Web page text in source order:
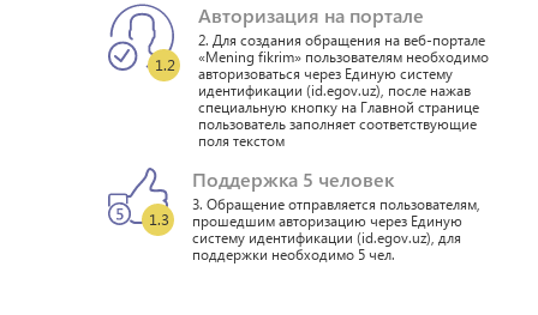
1.2
Авторизация на портале
2. Для создания обращения на веб-портале
«Mening fikrim» пользователям необходимо
авторизоваться через Единую систему
идентификации (id.egov.uz), после нажав
специальную кнопку на Главной странице
пользователь заполняет соответствующие
поля текстом
1.3
Поддержка 5 человек
3. Обращение отправляется пользователям,
прошедшим авторизацию через Единую
систему идентификации (id.egov.uz), для
поддержки необходимо 5 чел.